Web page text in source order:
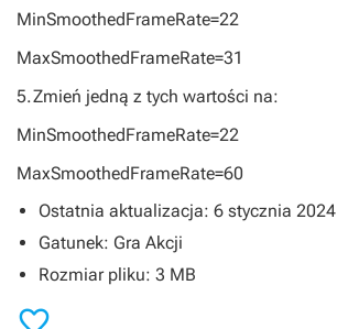
MinSmoothedFrameRate=22
MaxSmoothedFrameRate=31
5.Zmień jedną z tych wartości na:
MinSmoothedFrameRate=22
MaxSmoothedFrameRate=60
Ostatnia aktualizacja: 6 stycznia 2024
Gatunek: Gra Akcji
Rozmiar pliku: 3 MB